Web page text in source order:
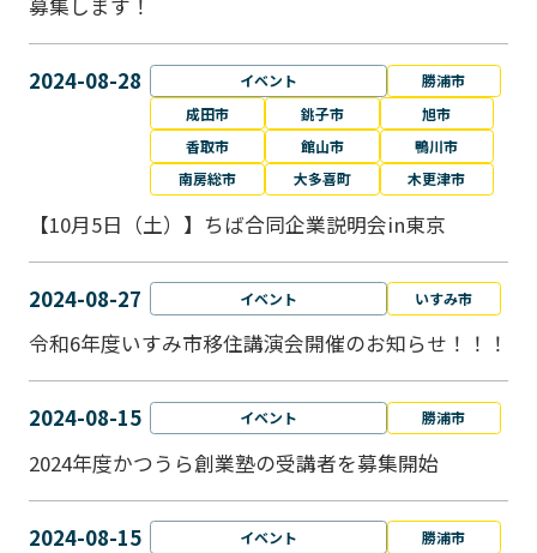
募集します！
2024-08-28 イベント
勝浦市
成田市
銚子市
旭市
香取市
館山市
鴨川市
南房総市
大多喜町 木更津市
【10月5日（土）】ちば合同企業説明会in東京
2024-08-27 イベント いすみ市
令和6年度いすみ市移住講演会開催のお知らせ！！！
2024-08-15 イベント 勝浦市
2024年度かつうら創業塾の受講者を募集開始
2024-08-15 イベント 勝浦市